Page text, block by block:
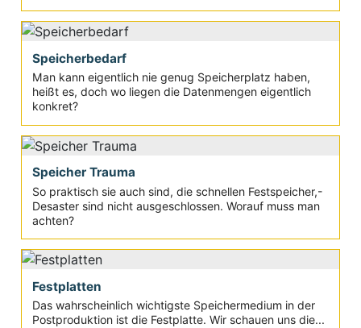
Speicherbedarf
Man kann eigentlich nie genug Speicherplatz haben,
heißt es, doch wo liegen die Datenmengen eigentlich
konkret?
Speicher Trauma
So praktisch sie auch sind, die schnellen Festspeicher,-
Desaster sind nicht ausgeschlossen. Worauf muss man
achten?
Festplatten
Das wahrscheinlich wichtigste Speichermedium in der
Postproduktion ist die Festplatte. Wir schauen uns die...